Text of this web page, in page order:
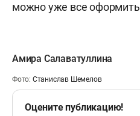
можно уже все
Амира Салаватуллина
Фото: Станислав Шемелов
Оцените публикацию!